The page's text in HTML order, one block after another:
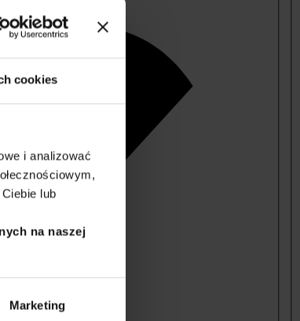
cookies
i analizować
lub
na naszej
Marketing